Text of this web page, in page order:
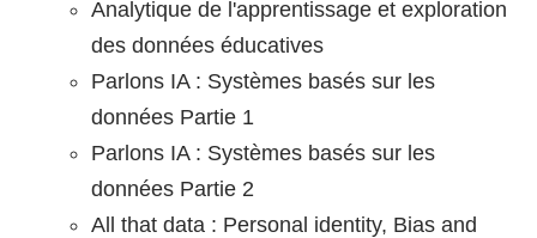
Analytique de l'apprentissage et exploration
des données éducatives
Parlons IA : Systèmes basés sur les
données Partie 1
Parlons IA : Systèmes basés sur les
données Partie 2
All that data : Personal identity, Bias and